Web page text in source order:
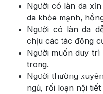
Người có làn da
da khỏe mạnh,
Người có làn da
chịu các tác động
Người muốn duy trì
trong.
Người thường
ngủ, rối loạn nội